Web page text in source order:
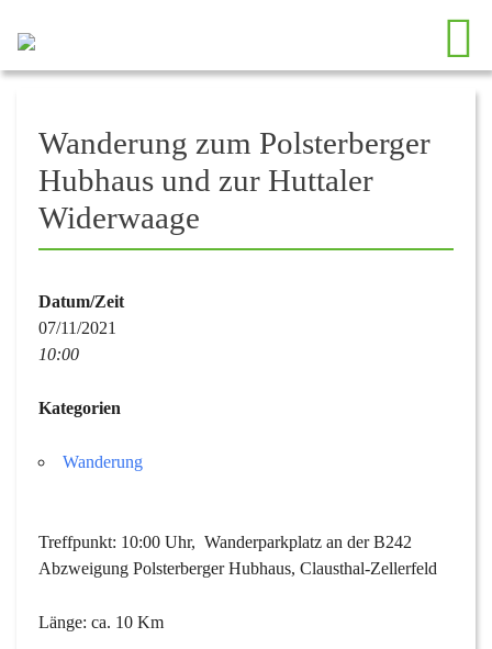
Wanderung zum Polsterberger
Hubhaus und zur Huttaler
Widerwaage
Datum/Zeit
07/11/2021
10:00
Kategorien
Wanderung
Treffpunkt: 10:00 Uhr, Wanderparkplatz an der B242
Abzweigung Polsterberger Hubhaus, Clausthal-Zellerfeld
Länge: ca. 10 Km